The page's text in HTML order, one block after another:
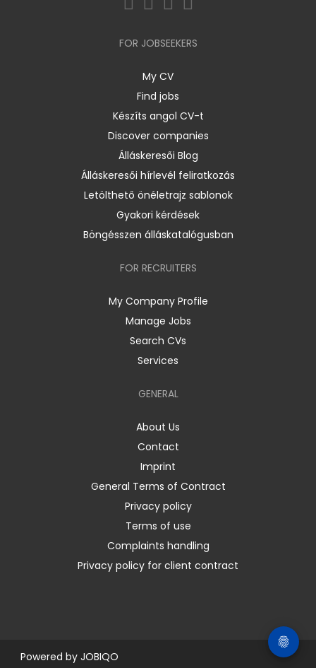
FOR JOBSEEKERS
My CV
Find jobs
Készíts angol CV-t
Discover companies
Álláskeresői Blog
Álláskeresői hírlevél feliratkozás
Letölthető önéletrajz sablonok
Gyakori kérdések
Böngésszen álláskatalógusban
FOR RECRUITERS
My Company Profile
Manage Jobs
Search CVs
Services
GENERAL
About Us
Contact
Imprint
General Terms of Contract
Privacy policy
Terms of use
Complaints handling
Privacy policy for client contract
Powered by JOBIQO